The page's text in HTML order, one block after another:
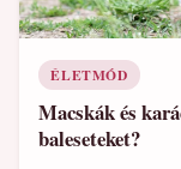
ÉLETMÓD
Macskák és
baleseteket?